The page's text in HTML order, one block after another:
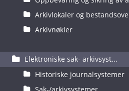
Arkivlokaler og
Arkivnøkler
Elektroniske sak- arkivsyst...
Historiske journalsystemer